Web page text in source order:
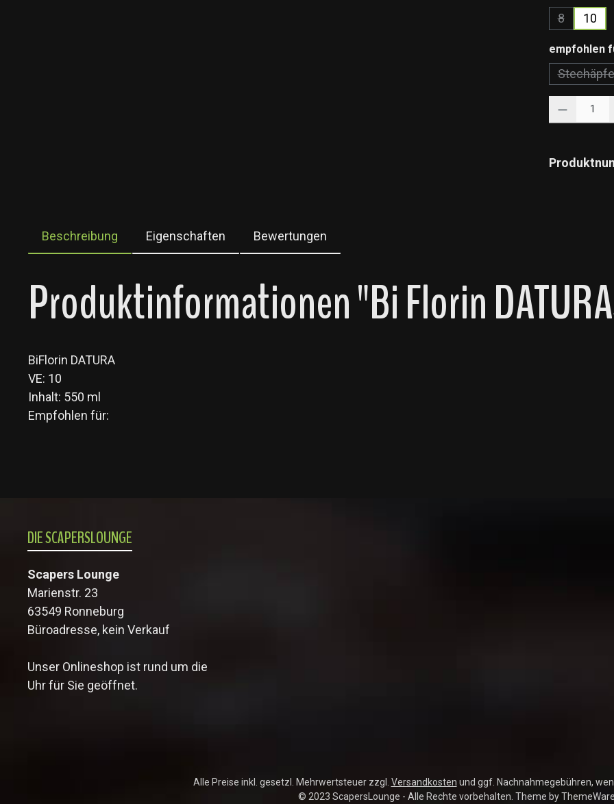
8
(Diese
10
empfohlen
Beschreibung Eigenschaften Bewertungen
Produktinformationen "Bi Florin
BiFlorin DATURA
VE: 10
Inhalt: 550 ml
Empfohlen für:
DIE SCAPERSLOUNGE
Scapers Lounge
Marienstr. 23
63549 Ronneburg
Büroadresse, kein Verkauf
Unser Onlineshop ist rund um die
Uhr für Sie geöffnet.
Alle Preise inkl. gesetzl. Mehrwertsteuer zzgl. Versandkosten und ggf. Nachnahmegebühren,
© 2023 ScapersLounge - Alle Rechte vorbehalten. Theme by